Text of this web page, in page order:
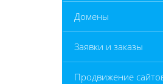
Домены
Заявки и заказы
Продвижение